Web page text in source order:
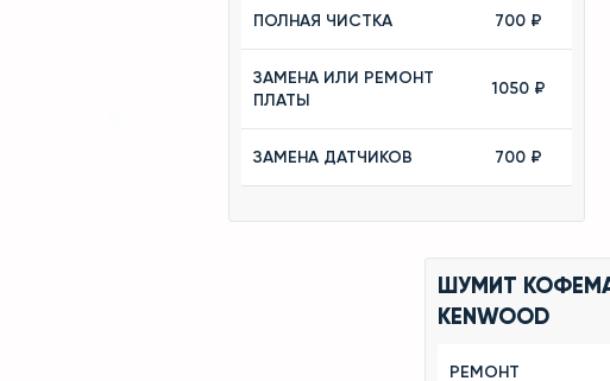
ПОЛНАЯ ЧИСТКА 700 ₽
ЗАМЕНА ИЛИ РЕМОНТ
ПЛАТЫ
1050 ₽
ЗАМЕНА ДАТЧИКОВ 700 ₽
ШУМИТ
KENWOOD
РЕМОНТ